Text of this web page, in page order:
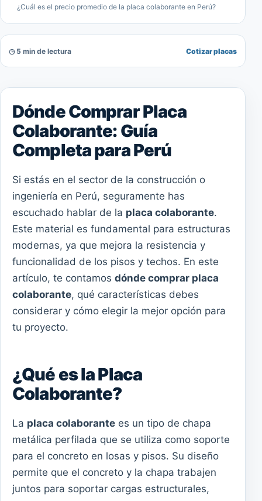
¿Cuál es el precio promedio de la placa colaborante en Perú?
◷ 5 min de lectura Cotizar placas
Dónde Comprar Placa
Colaborante: Guía
Completa para Perú
Si estás en el sector de la construcción o
ingeniería en Perú, seguramente has
escuchado hablar de la placa colaborante.
Este material es fundamental para estructuras
modernas, ya que mejora la resistencia y
funcionalidad de los pisos y techos. En este
artículo, te contamos dónde comprar placa
colaborante, qué características debes
considerar y cómo elegir la mejor opción para
tu proyecto.
¿Qué es la Placa
Colaborante?
La placa colaborante es un tipo de chapa
metálica perfilada que se utiliza como soporte
para el concreto en losas y pisos. Su diseño
permite que el concreto y la chapa trabajen
juntos para soportar cargas estructurales,